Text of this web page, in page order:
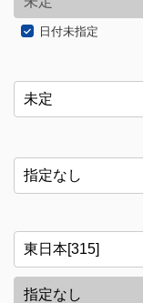
日付未指定